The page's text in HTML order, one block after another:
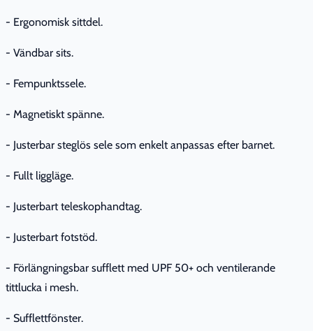
- Ergonomisk sittdel.
- Vändbar sits.
- Fempunktssele.
- Magnetiskt spänne.
- Justerbar steglös sele som enkelt anpassas efter barnet.
- Fullt liggläge.
- Justerbart teleskophandtag.
- Justerbart fotstöd.
- Förlängningsbar sufflett med UPF 50+ och ventilerande
tittlucka i mesh.
- Sufflettfönster.